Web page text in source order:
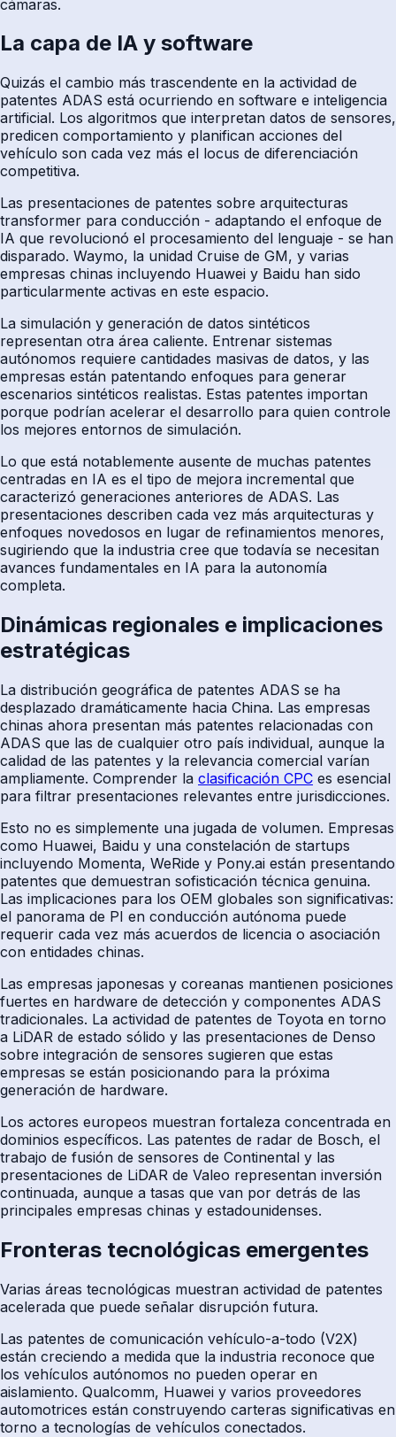
cámaras.
La capa de IA y software
Quizás el cambio más trascendente en la actividad de
patentes ADAS está ocurriendo en software e inteligencia
artificial. Los algoritmos que interpretan datos de sensores,
predicen comportamiento y planifican acciones del
vehículo son cada vez más el locus de diferenciación
competitiva.
Las presentaciones de patentes sobre arquitecturas
transformer para conducción - adaptando el enfoque de
IA que revolucionó el procesamiento del lenguaje - se han
disparado. Waymo, la unidad Cruise de GM, y varias
empresas chinas incluyendo Huawei y Baidu han sido
particularmente activas en este espacio.
La simulación y generación de datos sintéticos
representan otra área caliente. Entrenar sistemas
autónomos requiere cantidades masivas de datos, y las
empresas están patentando enfoques para generar
escenarios sintéticos realistas. Estas patentes importan
porque podrían acelerar el desarrollo para quien controle
los mejores entornos de simulación.
Lo que está notablemente ausente de muchas patentes
centradas en IA es el tipo de mejora incremental que
caracterizó generaciones anteriores de ADAS. Las
presentaciones describen cada vez más arquitecturas y
enfoques novedosos en lugar de refinamientos menores,
sugiriendo que la industria cree que todavía se necesitan
avances fundamentales en IA para la autonomía
completa.
Dinámicas regionales e implicaciones
estratégicas
La distribución geográfica de patentes ADAS se ha
desplazado dramáticamente hacia China. Las empresas
chinas ahora presentan más patentes relacionadas con
ADAS que las de cualquier otro país individual, aunque la
calidad de las patentes y la relevancia comercial varían
ampliamente. Comprender la clasificación CPC es esencial
para filtrar presentaciones relevantes entre jurisdicciones.
Esto no es simplemente una jugada de volumen. Empresas
como Huawei, Baidu y una constelación de startups
incluyendo Momenta, WeRide y Pony.ai están presentando
patentes que demuestran sofisticación técnica genuina.
Las implicaciones para los OEM globales son significativas:
el panorama de PI en conducción autónoma puede
requerir cada vez más acuerdos de licencia o asociación
con entidades chinas.
Las empresas japonesas y coreanas mantienen posiciones
fuertes en hardware de detección y componentes ADAS
tradicionales. La actividad de patentes de Toyota en torno
a LiDAR de estado sólido y las presentaciones de Denso
sobre integración de sensores sugieren que estas
empresas se están posicionando para la próxima
generación de hardware.
Los actores europeos muestran fortaleza concentrada en
dominios específicos. Las patentes de radar de Bosch, el
trabajo de fusión de sensores de Continental y las
presentaciones de LiDAR de Valeo representan inversión
continuada, aunque a tasas que van por detrás de las
principales empresas chinas y estadounidenses.
Fronteras tecnológicas emergentes
Varias áreas tecnológicas muestran actividad de patentes
acelerada que puede señalar disrupción futura.
Las patentes de comunicación vehículo-a-todo (V2X)
están creciendo a medida que la industria reconoce que
los vehículos autónomos no pueden operar en
aislamiento. Qualcomm, Huawei y varios proveedores
automotrices están construyendo carteras significativas en
torno a tecnologías de vehículos conectados.